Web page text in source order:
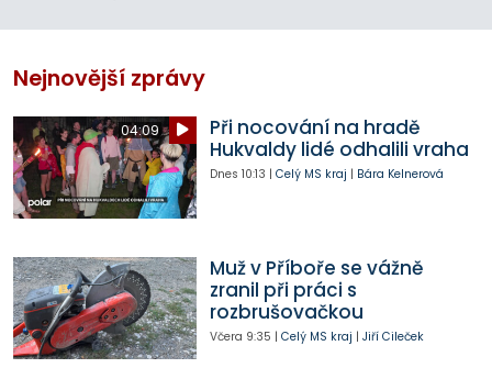
Nejnovější zprávy
04:09
Při nocování na hradě
Hukvaldy lidé odhalili vraha
Dnes 10:13 | Celý MS kraj | Bára Kelnerová
Muž v Příboře se vážně
zranil při práci s
rozbrušovačkou
Včera 9:35 | Celý MS kraj | Jiří Cileček